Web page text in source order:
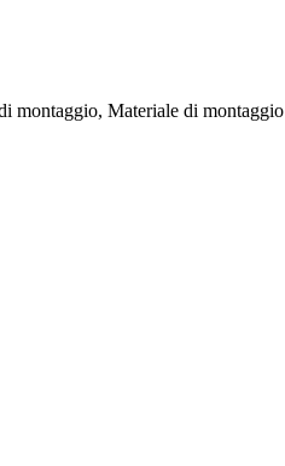
montaggio, Materiale di montaggio